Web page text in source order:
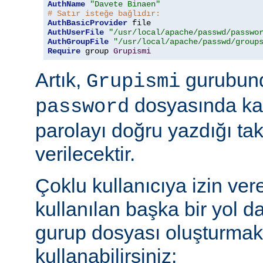
AuthName
"Davete Binaen"
# Satır isteğe bağlıdır:
AuthBasicProvider
AuthUserFile
"/usr/local/apache/passwd/
AuthGroupFile
"/usr/local/apache/passwd/
Require group Grupismi
Artık, Grupismi
password dosyasında
parolayı doğru yazdığı
verilecektir.
Çoklu kullanıcıya izin
kullanılan başka bir yol
gurup dosyası
kullanabilirsiniz: